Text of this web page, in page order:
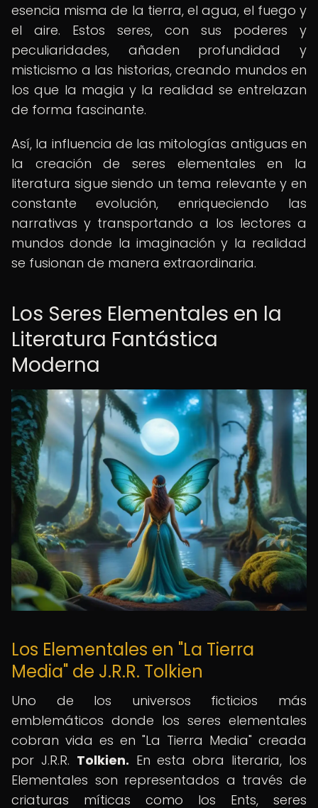
esencia misma de la tierra, el agua, el fuego y
el aire. Estos seres, con sus poderes y
peculiaridades, añaden profundidad y
misticismo a las historias, creando mundos en
los que la magia y la realidad se entrelazan
de forma fascinante.
Así, la influencia de las mitologías antiguas en
la creación de seres elementales en la
literatura sigue siendo un tema relevante y en
constante evolución, enriqueciendo las
narrativas y transportando a los lectores a
mundos donde la imaginación y la realidad
se fusionan de manera extraordinaria.
Los Seres Elementales en la
Literatura Fantástica
Moderna
Los Elementales en "La Tierra
Media" de J.R.R. Tolkien
Uno de los universos ficticios más
emblemáticos donde los seres elementales
cobran vida es en "La Tierra Media" creada
por J.R.R. Tolkien. En esta obra literaria, los
Elementales son representados a través de
criaturas míticas como los Ents, seres